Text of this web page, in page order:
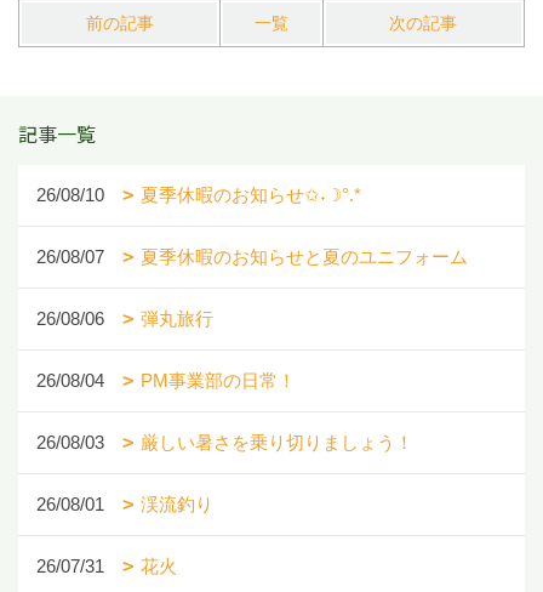
前の記事 一覧 次の記事
記事一覧
26/08/10 夏季休暇のお知らせ✩˖☽°.*
26/08/07 夏季休暇のお知らせと夏のユニフォーム
26/08/06 弾丸旅行
26/08/04 PM事業部の日常！
26/08/03 厳しい暑さを乗り切りましょう！
26/08/01 渓流釣り
26/07/31 花火